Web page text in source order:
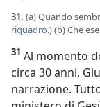
31. (a) Quando
riquadro.) (b) Che
31 Al momento
circa 30 anni,
narrazione.